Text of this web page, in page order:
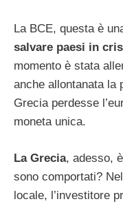
La BCE, questa è
salvare paesi in
momento è stata
anche allontanata la
Grecia perdesse
moneta unica.
La Grecia, adesso,
sono comportati?
locale, l’investitore